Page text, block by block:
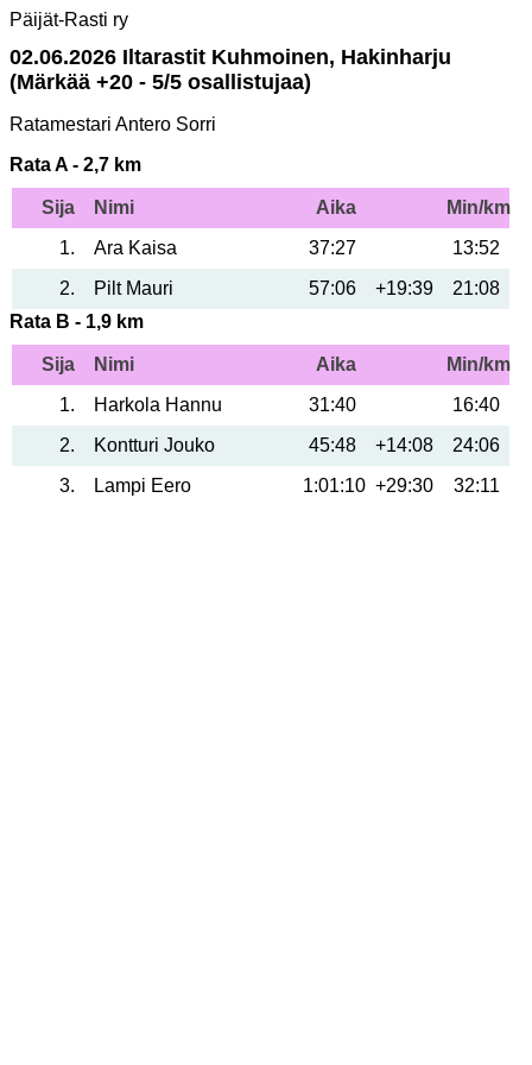
Päijät-Rasti ry
02.06.2026 Iltarastit Kuhmoinen, Hakinharju
(Märkää +20 - 5/5 osallistujaa)
Ratamestari Antero Sorri
Rata A - 2,7 km
Sija Nimi Aika
Min/km
1
Ara Kaisa 37:27
13:52
2
Pilt Mauri 57:06 +19:39
21:08
Rata B - 1,9 km
Sija Nimi Aika
Min/km
1
Harkola Hannu 31:40
16:40
2
Kontturi Jouko 45:48 +14:08
24:06
3
Lampi Eero 1:01:10 +29:30 32:11